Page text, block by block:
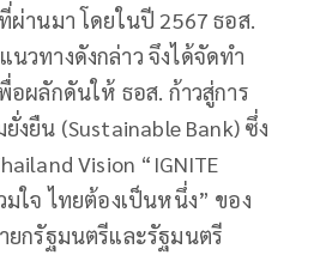
ผ่านมา โดยในปี 2567 ธอส.
วทางดังกล่าว จึงได้จัดทำ
อผลักดันให้ ธอส. ก้าวสู่การ
งยืน (Sustainable Bank) ซึ่ง
Vision “IGNITE
มใจ ไทยต้องเป็นหนึ่ง” ของ
ยกรัฐมนตรีและรัฐมนตรี